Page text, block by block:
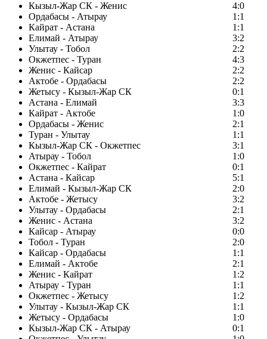
Кызыл-Жар СК - Женис
4:0
Ордабасы - Атырау
1:1
Кайрат - Астана
1:1
Елимай - Атырау
3:2
Улытау - Тобол
2:2
Окжетпес - Туран
4:3
Женис - Кайсар
2:2
Актобе - Ордабасы
2:2
Жетысу - Кызыл-Жар СК
0:1
Астана - Елимай
3:3
Кайрат - Актобе
1:0
Ордабасы - Женис
2:1
Туран - Улытау
1:1
Кызыл-Жар СК - Окжетпес
3:1
Атырау - Тобол
1:0
Окжетпес - Кайрат
0:1
Астана - Кайсар
5:1
Елимай - Кызыл-Жар СК
2:0
Актобе - Жетысу
3:2
Улытау - Ордабасы
2:1
Женис - Астана
3:2
Кайсар - Атырау
0:0
Тобол - Туран
2:0
Кайсар - Ордабасы
1:1
Елимай - Актобе
2:1
Женис - Кайрат
1:2
Атырау - Туран
1:1
Окжетпес - Жетысу
1:2
Улытау - Кызыл-Жар СК
1:1
Жетысу - Ордабасы
1:0
Кызыл-Жар СК - Атырау
0:1